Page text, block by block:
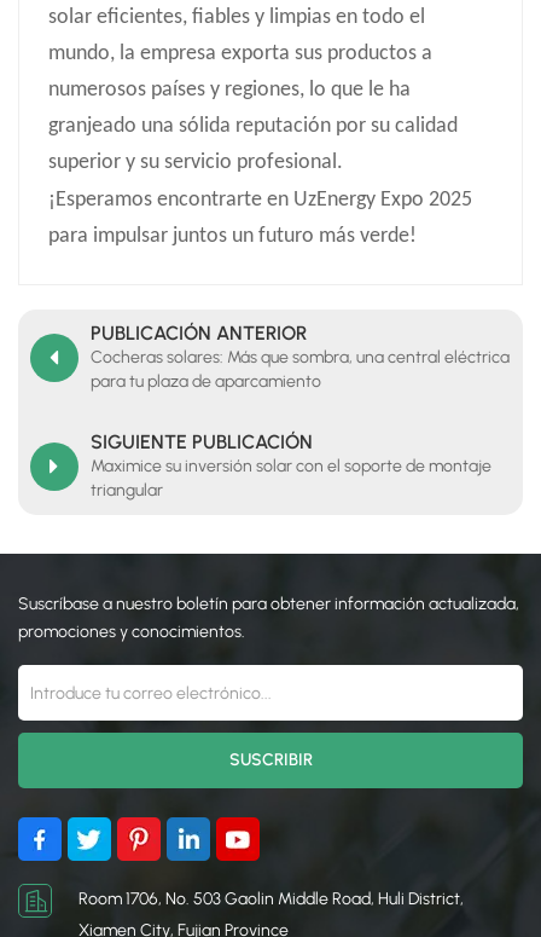
solar eficientes, fiables y limpias en todo el
mundo, la empresa exporta sus productos a
numerosos países y regiones, lo que le ha
granjeado una sólida reputación por su calidad
superior y su servicio profesional.
¡Esperamos encontrarte en UzEnergy Expo 2025
para impulsar juntos un futuro más verde!
PUBLICACIÓN ANTERIOR
Cocheras solares: Más que sombra, una central eléctrica
para tu plaza de aparcamiento
SIGUIENTE PUBLICACIÓN
Maximice su inversión solar con el soporte de montaje
triangular
Suscríbase a nuestro boletín para obtener información actualizada,
promociones y conocimientos.
Room 1706, No. 503 Gaolin Middle Road, Huli District,
Xiamen City, Fujian Province